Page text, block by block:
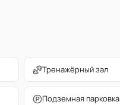
Тренажёрный зал
Подземная парковка